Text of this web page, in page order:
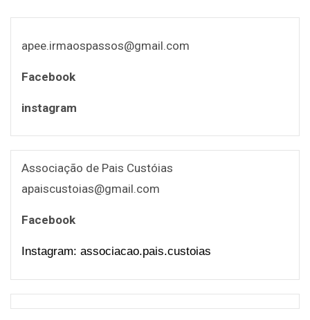
apee.irmaospassos@gmail.com
Facebook
instagram
Associação de Pais Custóias
apaiscustoias@gmail.com
Facebook
Instagram: associacao.pais.custoias